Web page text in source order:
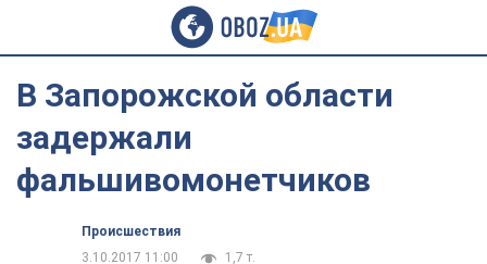
В Запорожской области
задержали
фальшивомонетчиков
Происшествия
3.10.2017 11:00
1,7 т.